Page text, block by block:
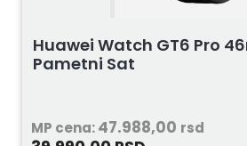
Huawei Watch GT6 Pro
Pametni Sat
MP cena:47.988,00 rsd